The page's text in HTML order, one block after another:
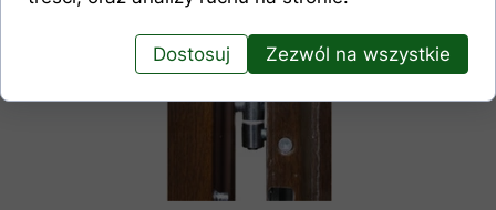
Dostosuj Zezwól na wszystkie